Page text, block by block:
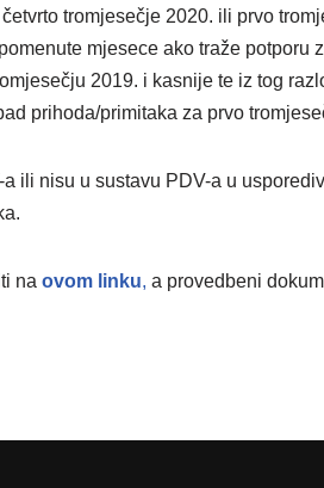
tromjesečje 2020. ili prvo
mjesece ako traže potporu
2019. i kasnije te iz tog
prihoda/primitaka za prvo
ili nisu u sustavu PDV-a u
na ovom linku, a provedbeni